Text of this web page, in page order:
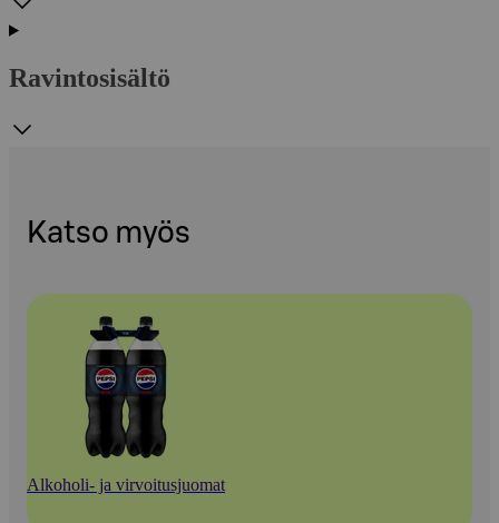
Ravintosisältö
Katso myös
Alkoholi- ja virvoitusjuomat